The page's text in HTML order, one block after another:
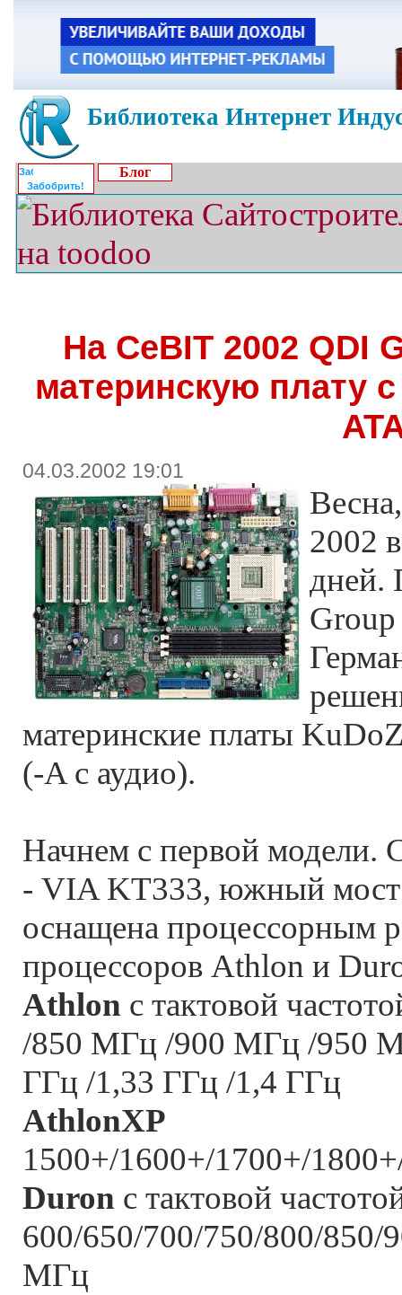
Библиотека Интернет
Забобрить!
Блог
На CeBIT 2002 QDI
материнскую плату
04.03.2002 19:01
2002
дней.
Group
материнские платы
(-A с аудио).
Начнем с первой модели.
- VIA KT333, южный
оснащена процессорным
процессоров Athlon и
Athlon с тактовой
/850 МГц /900 МГц /950
ГГц /1,33 ГГц /1,4 ГГц
AthlonXP
1500+/1600+/1700+/
Duron с тактовой
600/650/700/750/800/850/
МГц